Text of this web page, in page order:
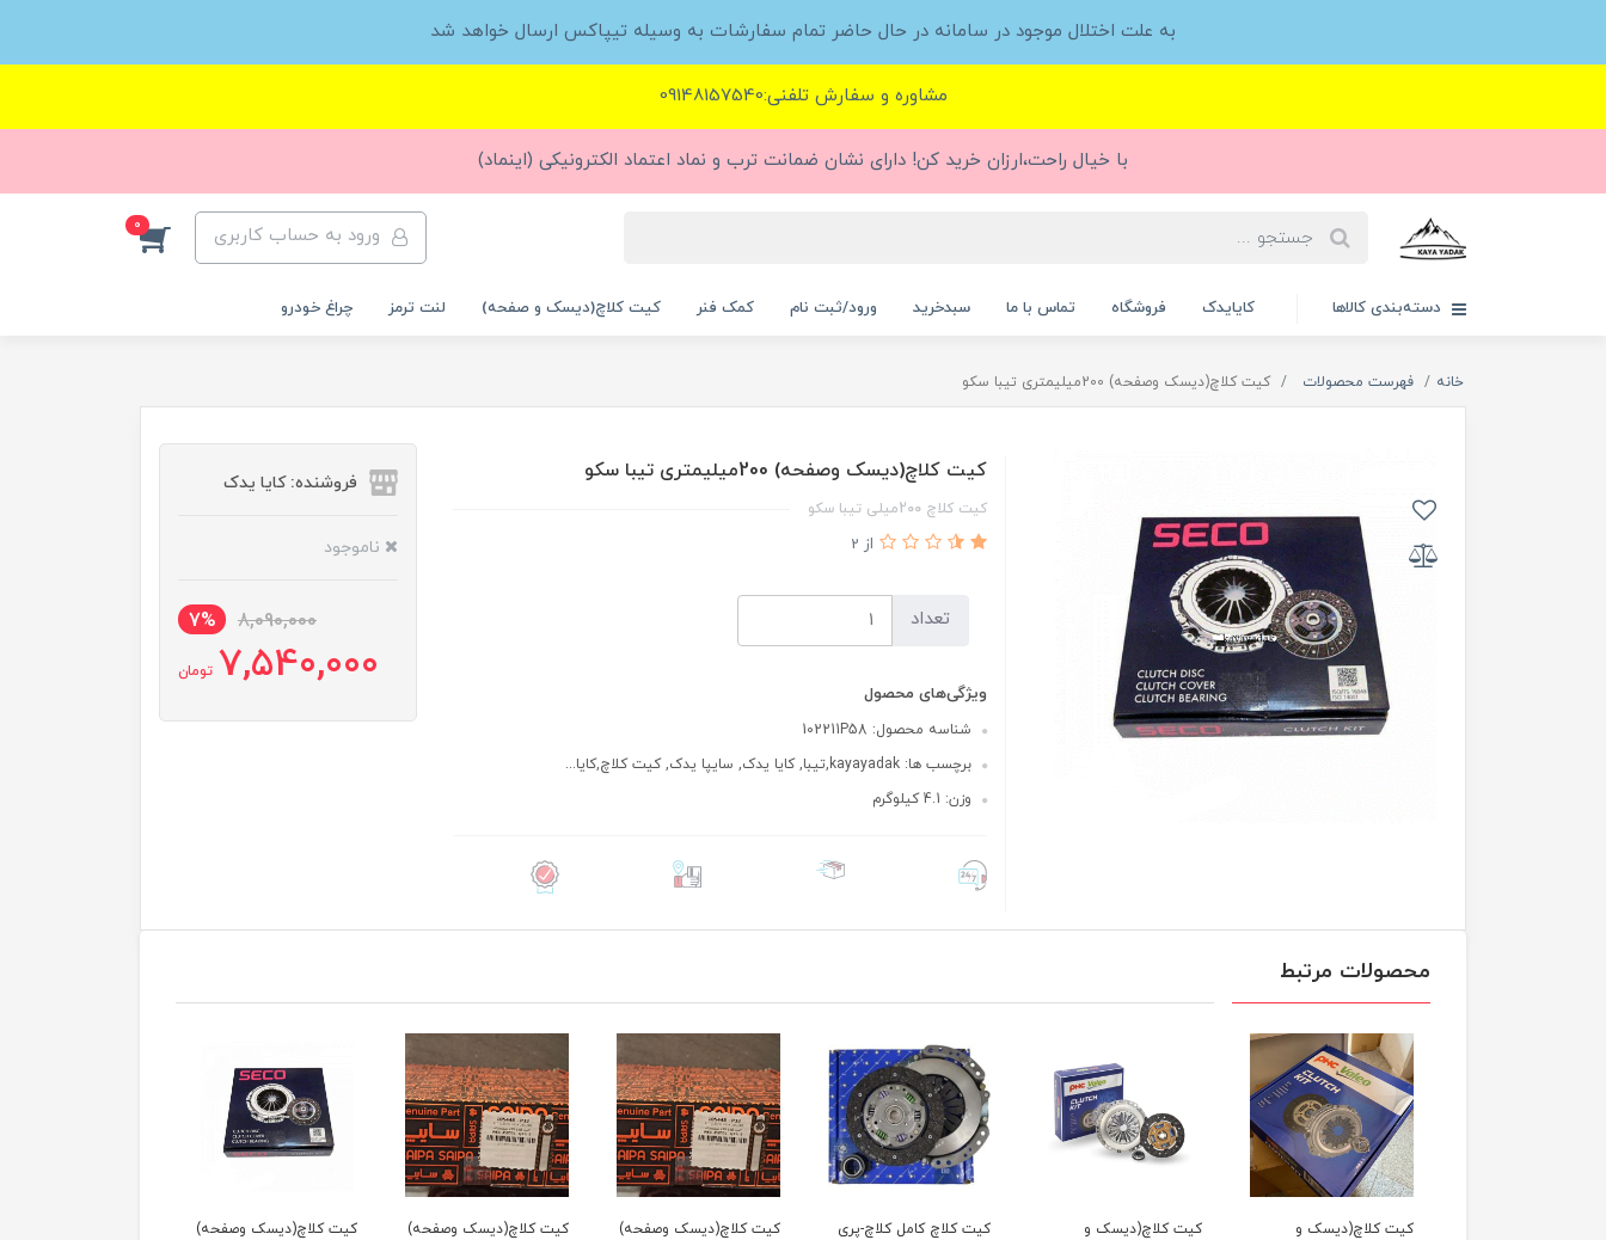
به علت اختلال موجود در سامانه در حال حاضر تمام سفارشات به وسیله تیپاکس ارسال خواهد شد
مشاوره و سفارش تلفنی:09148157540
با خیال راحت،ارزان خرید کن! دارای نشان ضمانت ترب و نماد اعتماد الکترونیکی (اینماد)
ورود به حساب کاربری 0
دسته‌بندی کالاها کایایدک فروشگاه تماس با ما سبدخرید ورود/ثبت نام کمک فنر کیت کلاچ(دیسک و صفحه) لنت ترمز چراغ خودرو
خانه فهرست محصولات کیت کلاچ(دیسک وصفحه) 200میلیمتری تیبا سکو
کیت کلاچ(دیسک وصفحه) 200میلیمتری تیبا سکو
کیت کلاچ 200میلی تیبا سکو
از 2
تعداد
ویژگی‌های محصول
شناسه محصول: 102211P58
برچسب ها: kayayadak,تیبا, کایا یدک, سایپا یدک, کیت کلاچ,کایا...
وزن: 4.1 کیلوگرم
فروشنده: کایا یدک
ناموجود
8,090,000
7%
7,540,000 تومان
محصولات مرتبط
کیت کلاچ(دیسک و
کیت کلاچ(دیسک و
کیت کلاچ کامل کلاچ-پری
کیت کلاچ(دیسک وصفحه)
کیت کلاچ(دیسک وصفحه)
کیت کلاچ(دیسک وصفحه)